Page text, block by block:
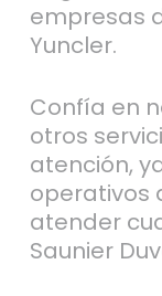
empresas
Yuncler.
Confía en
otros
atención,
operativos
atender
Saunier